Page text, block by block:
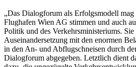
„Das Dialogforum als Erfolgsmodell mag
Flughafen Wien AG stimmen und auch
Politik und des Verkehrsministeriums. Sie
Auseinandersetzung mit den enormen
in den An- und Abflugschneisen durch
Dialogforum abgegeben. Letztlich dient